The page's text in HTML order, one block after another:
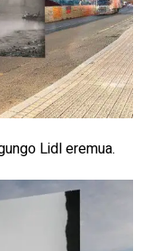
Lidl eremua.